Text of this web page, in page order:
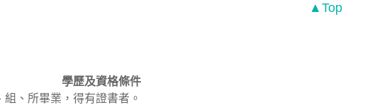
▲Top
學歷及資格條件
、所畢業，得有證書者。